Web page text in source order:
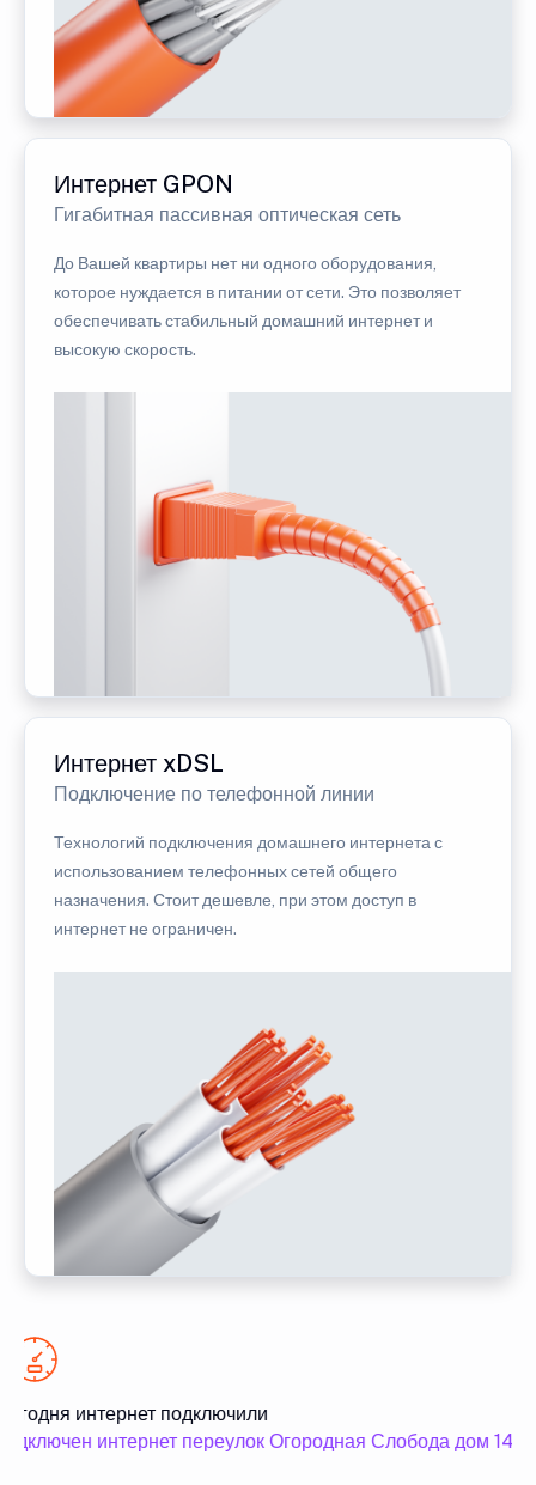
Интернет GPON
Гигабитная пассивная оптическая сеть
До Вашей квартиры нет ни одного оборудования,
которое нуждается в питании от сети. Это позволяет
обеспечивать стабильный домашний интернет и
высокую скорость.
Интернет xDSL
Подключение по телефонной линии
Технологий подключения домашнего интернета с
использованием телефонных сетей общего
назначения. Стоит дешевле, при этом доступ в
интернет не ограничен.
интернет подключили
интернет переулок Огородная Слобода дом 14